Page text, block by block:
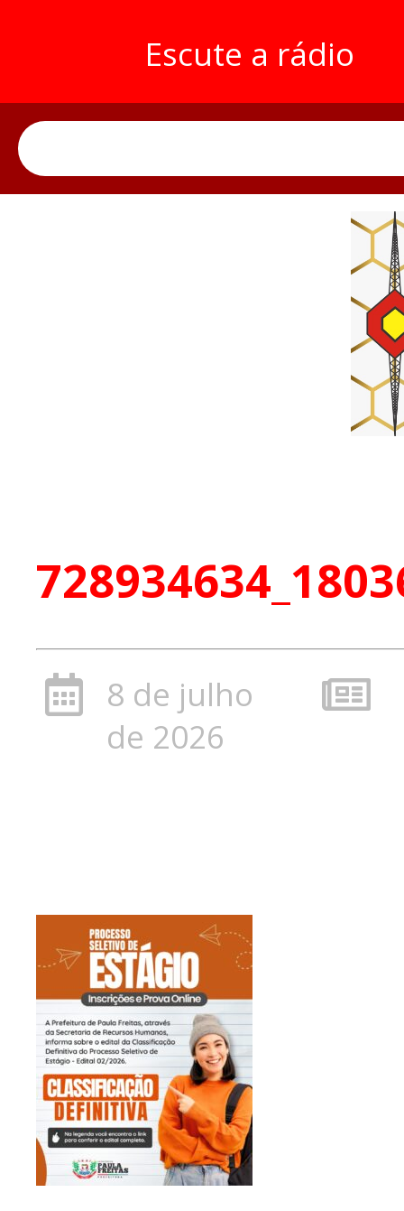
Escute a rádio
8 de julho
de 2026